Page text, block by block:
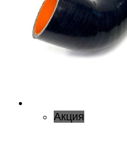
Акция